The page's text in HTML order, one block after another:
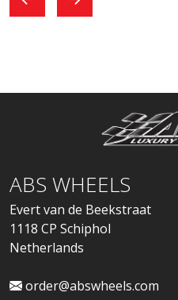
ABS WHEELS
Evert van de Beekstraat
1118 CP Schiphol
Netherlands
order@abswheels.com